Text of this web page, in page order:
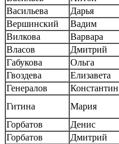
Васильева
Дарья
Вершинский
Вадим
Вилкова
Варвара
Власов
Дмитрий
Габукова
Ольга
Гвоздева
Елизавета
Генералов
Константин
Гитина
Мария
Горбатов
Денис
Горбатов
Дмитрий